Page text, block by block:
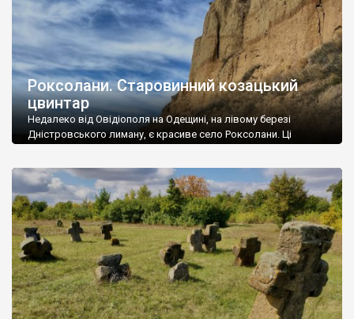
Роксолани. Старовинний козацький
цвинтар
Недалеко від Овідіополя на Одещині, на лівому березі
Дністровського лиману, є красиве село Роксолани. Ці
6 ст. до н. е. Свого часу ця археологічна знахідка у 40-х роках
19 ст. зробила маленький фурор серед краєзнавців.
Мармуровий бик та […]